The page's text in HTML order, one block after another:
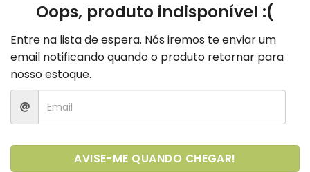
Oops, produto indisponível :(
Entre na lista de espera. Nós iremos te enviar um
email notificando quando o produto retornar para
nosso estoque.
AVISE-ME QUANDO CHEGAR!